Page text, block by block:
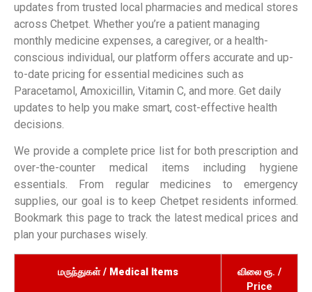
updates from trusted local pharmacies and medical stores
across Chetpet. Whether you’re a patient managing
monthly medicine expenses, a caregiver, or a health-
conscious individual, our platform offers accurate and up-
to-date pricing for essential medicines such as
Paracetamol, Amoxicillin, Vitamin C, and more. Get daily
updates to help you make smart, cost-effective health
decisions.
We provide a complete price list for both prescription and
over-the-counter medical items including hygiene
essentials. From regular medicines to emergency
supplies, our goal is to keep Chetpet residents informed.
Bookmark this page to track the latest medical prices and
plan your purchases wisely.
மருந்துகள் / Medical Items
விலை ரூ. /
Price